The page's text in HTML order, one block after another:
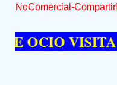
NoComercial-
VISITA